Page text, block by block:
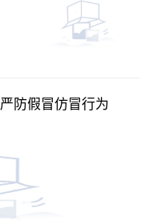
防假冒仿冒行为